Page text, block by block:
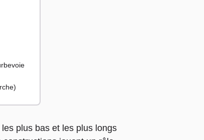
plus bas et les plus longs